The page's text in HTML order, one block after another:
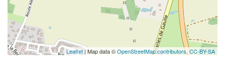
Leaflet | Map data ©OpenStreetMap contributors,CC-BY-SA